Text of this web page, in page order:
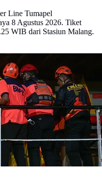
Line Tumapel
8 Agustus 2026. Tiket
WIB dari Stasiun Malang.